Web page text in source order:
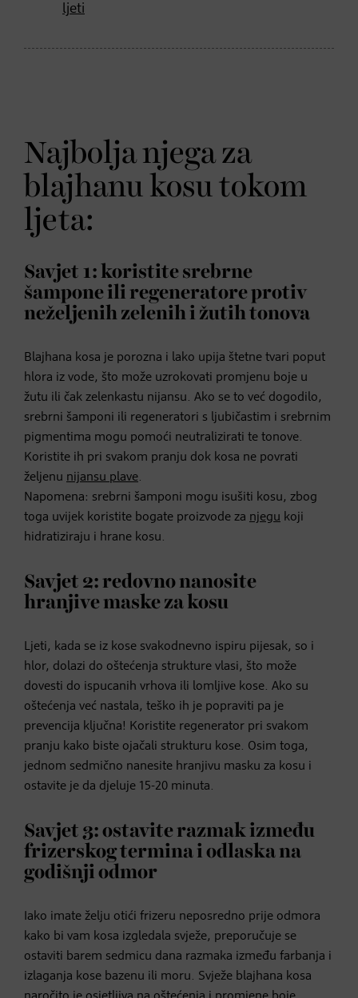
ljeti
Najbolja njega za
blajhanu kosu tokom
ljeta:
Savjet 1: koristite srebrne
šampone ili regeneratore protiv
neželjenih zelenih i žutih tonova
Blajhana kosa je porozna i lako upija štetne tvari poput
hlora iz vode, što može uzrokovati promjenu boje u
žutu ili čak zelenkastu nijansu. Ako se to već dogodilo,
srebrni šamponi ili regeneratori s ljubičastim i srebrnim
pigmentima mogu pomoći neutralizirati te tonove.
Koristite ih pri svakom pranju dok kosa ne povrati
željenu nijansu plave.
Napomena: srebrni šamponi mogu isušiti kosu, zbog
toga uvijek koristite bogate proizvode za njegu koji
hidratiziraju i hrane kosu.
Savjet 2: redovno nanosite
hranjive maske za kosu
Ljeti, kada se iz kose svakodnevno ispiru pijesak, so i
hlor, dolazi do oštećenja strukture vlasi, što može
dovesti do ispucanih vrhova ili lomljive kose. Ako su
oštećenja već nastala, teško ih je popraviti pa je
prevencija ključna! Koristite regenerator pri svakom
pranju kako biste ojačali strukturu kose. Osim toga,
jednom sedmično nanesite hranjivu masku za kosu i
ostavite je da djeluje 15-20 minuta.
Savjet 3: ostavite razmak između
frizerskog termina i odlaska na
godišnji odmor
Iako imate želju otići frizeru neposredno prije odmora
kako bi vam kosa izgledala svježe, preporučuje se
ostaviti barem sedmicu dana razmaka između farbanja i
izlaganja kose bazenu ili moru. Svježe blajhana kosa